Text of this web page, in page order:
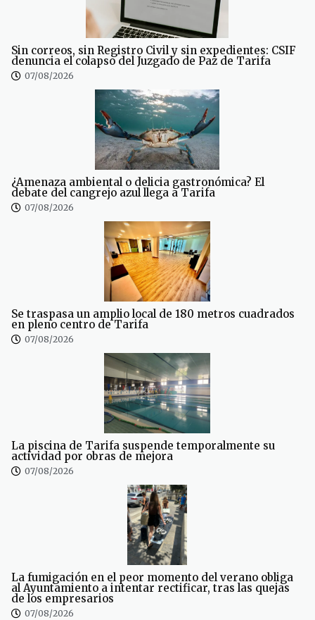
Sin correos, sin Registro Civil y sin expedientes: CSIF
denuncia el colapso del Juzgado de Paz de Tarifa
07/08/2026
¿Amenaza ambiental o delicia gastronómica? El
debate del cangrejo azul llega a Tarifa
07/08/2026
Se traspasa un amplio local de 180 metros cuadrados
en pleno centro de Tarifa
07/08/2026
La piscina de Tarifa suspende temporalmente su
actividad por obras de mejora
07/08/2026
La fumigación en el peor momento del verano obliga
al Ayuntamiento a intentar rectificar, tras las quejas
de los empresarios
07/08/2026